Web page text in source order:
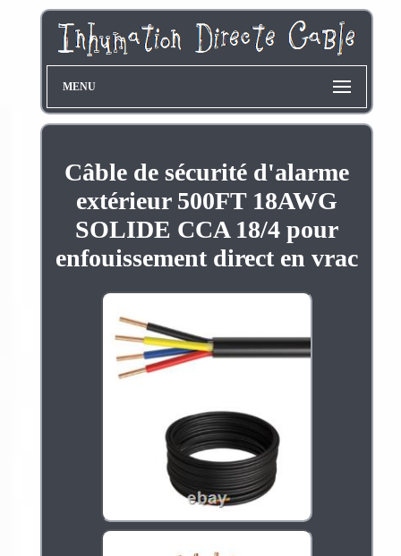
MENU
Câble de sécurité d'alarme
extérieur 500FT 18AWG
SOLIDE CCA 18/4 pour
enfouissement direct en vrac